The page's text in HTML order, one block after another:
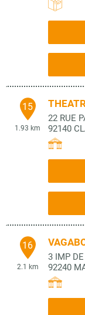
15
1.93 km
22 RUE
92140
16
2.1 km
3 IMP
92240